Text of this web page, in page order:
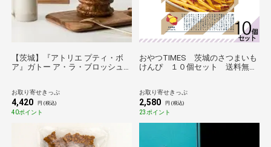
【茨城】『アトリエ プティ・ボ
ア』ガトー ア・ラ・ブロッシュ
お取り寄せきっぷ
4,420 円 (税込)
40ポイント
おやつTIMES 茨城のさつまいも
けんぴ １０個セット 送料無料
お取り寄せきっぷ
2,580 円 (税込)
23ポイント